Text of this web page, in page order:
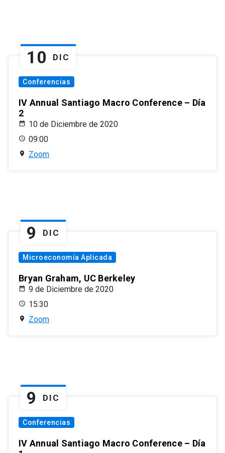
10 DIC
Conferencias
IV Annual Santiago Macro Conference – Día
2
10 de Diciembre de 2020
09:00
Zoom
9 DIC
Microeconomía Aplicada
Bryan Graham, UC Berkeley
9 de Diciembre de 2020
15:30
Zoom
9 DIC
Conferencias
IV Annual Santiago Macro Conference – Día